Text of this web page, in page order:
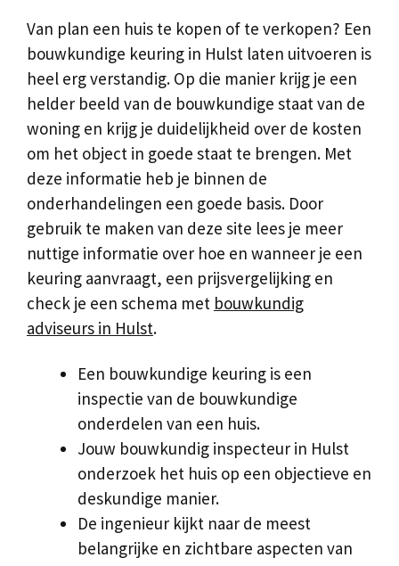
Van plan een huis te kopen of te verkopen? Een
bouwkundige keuring in Hulst laten uitvoeren is
heel erg verstandig. Op die manier krijg je een
helder beeld van de bouwkundige staat van de
woning en krijg je duidelijkheid over de kosten
om het object in goede staat te brengen. Met
deze informatie heb je binnen de
onderhandelingen een goede basis. Door
gebruik te maken van deze site lees je meer
nuttige informatie over hoe en wanneer je een
keuring aanvraagt, een prijsvergelijking en
check je een schema met bouwkundig
adviseurs in Hulst.
Een bouwkundige keuring is een
inspectie van de bouwkundige
onderdelen van een huis.
Jouw bouwkundig inspecteur in Hulst
onderzoek het huis op een objectieve en
deskundige manier.
De ingenieur kijkt naar de meest
belangrijke en zichtbare aspecten van